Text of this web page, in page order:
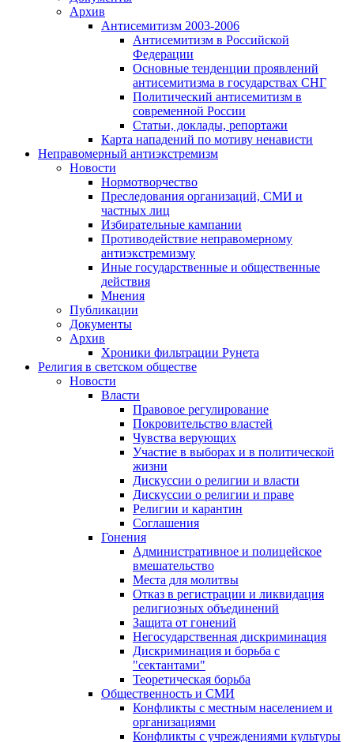
Архив
Антисемитизм 2003-2006
Антисемитизм в Российской
Федерации
Основные тенденции проявлений
антисемитизма в государствах СНГ
Политический антисемитизм в
современной России
Статьи, доклады, репортажи
Карта нападений по мотиву ненависти
Неправомерный антиэкстремизм
Новости
Нормотворчество
Преследования организаций, СМИ и
частных лиц
Избирательные кампании
Противодействие неправомерному
антиэкстремизму
Иные государственные и общественные
действия
Мнения
Публикации
Документы
Архив
Хроники фильтрации Рунета
Религия в светском обществе
Новости
Власти
Правовое регулирование
Покровительство властей
Чувства верующих
Участие в выборах и в политической
жизни
Дискуссии о религии и власти
Дискуссии о религии и праве
Религии и карантин
Соглашения
Гонения
Административное и полицейское
вмешательство
Места для молитвы
Отказ в регистрации и ликвидация
религиозных объединений
Защита от гонений
Негосударственная дискриминация
Дискриминация и борьба с
"сектантами"
Теоретическая борьба
Общественность и СМИ
Конфликты с местным населением и
организациями
Конфликты с учреждениями культуры